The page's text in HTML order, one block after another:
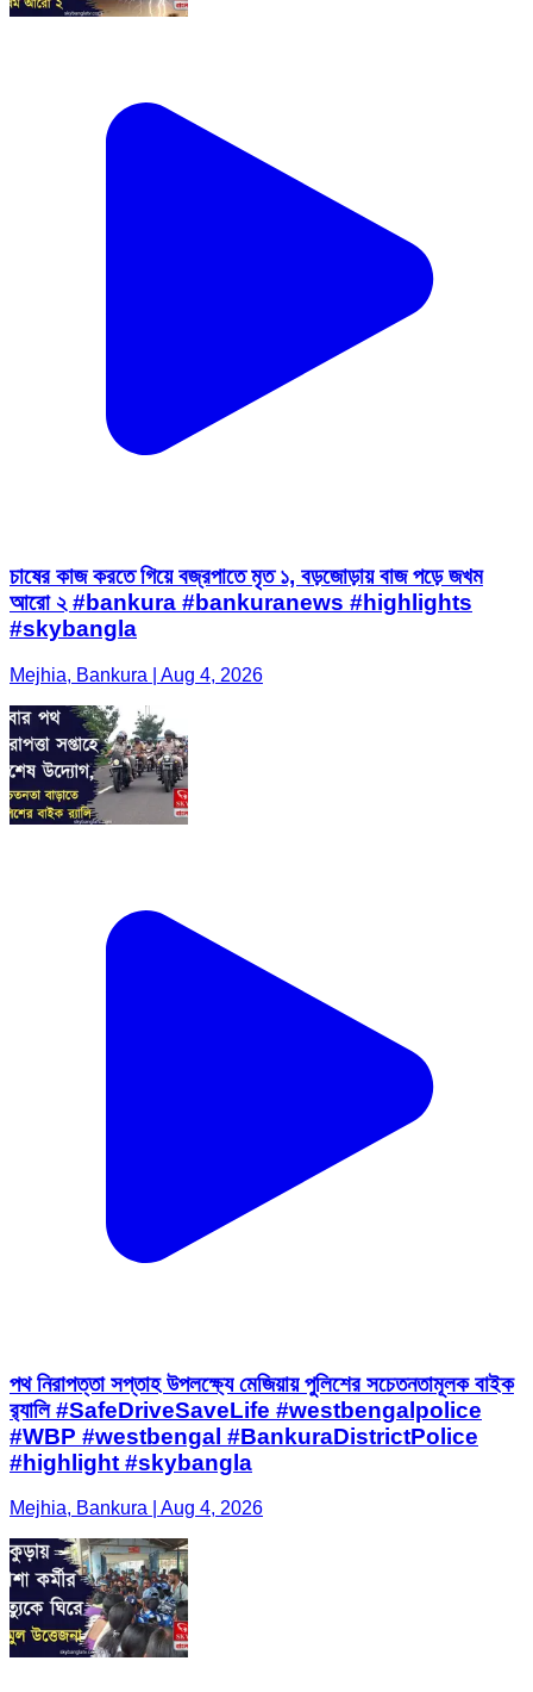
চাষের কাজ করতে গিয়ে বজ্রপাতে মৃত ১, বড়জোড়ায় বাজ পড়ে জখম
আরো ২ #bankura #bankuranews #highlights
#skybangla
Mejhia, Bankura | Aug 4, 2026
পথ নিরাপত্তা সপ্তাহ উপলক্ষ্যে মেজিয়ায় পুলিশের সচেতনতামূলক বাইক
র‌্যালি #SafeDriveSaveLife #westbengalpolice
#WBP #westbengal #BankuraDistrictPolice
#highlight #skybangla
Mejhia, Bankura | Aug 4, 2026